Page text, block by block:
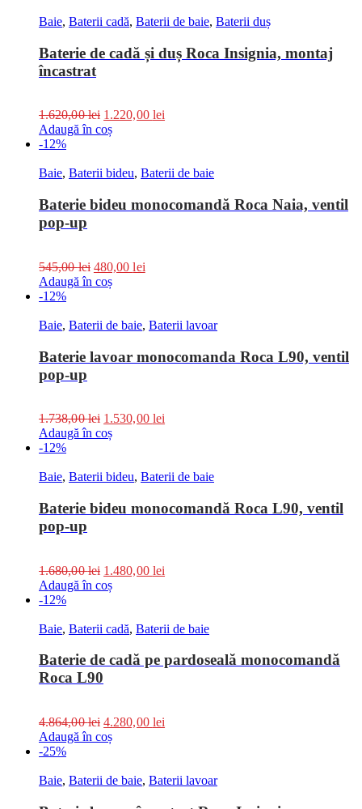
Baie, Baterii cadă, Baterii de baie, Baterii duș
Baterie de cadă și duș Roca Insignia, montaj
încastrat
1.620,00lei 1.220,00 lei
Adaugă în coș
-12%
Baie, Baterii bideu, Baterii de baie
Baterie bideu monocomandă Roca Naia, ventil
pop-up
545,00lei 480,00lei
Adaugă în coș
-12%
Baie, Baterii de baie, Baterii lavoar
Baterie lavoar monocomanda Roca L90, ventil
pop-up
1.738,00lei 1.530,00 lei
Adaugă în coș
-12%
Baie, Baterii bideu, Baterii de baie
Baterie bideu monocomandă Roca L90, ventil
pop-up
1.680,00lei 1.480,00 lei
Adaugă în coș
-12%
Baie, Baterii cadă, Baterii de baie
Baterie de cadă pe pardoseală monocomandă
Roca L90
4.864,00lei 4.280,00 lei
Adaugă în coș
-25%
Baie, Baterii de baie, Baterii lavoar